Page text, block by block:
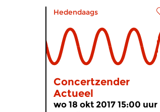
Hedendaags
Concertzender
Actueel
wo 18 okt 2017 15:00 uur